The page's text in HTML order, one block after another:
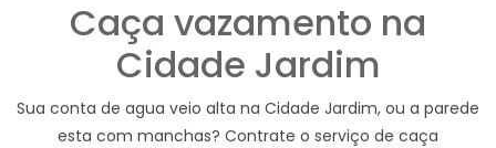
Caça vazamento na
Cidade Jardim
Sua conta de agua veio alta na Cidade Jardim, ou a parede
esta com manchas? Contrate o serviço de caça